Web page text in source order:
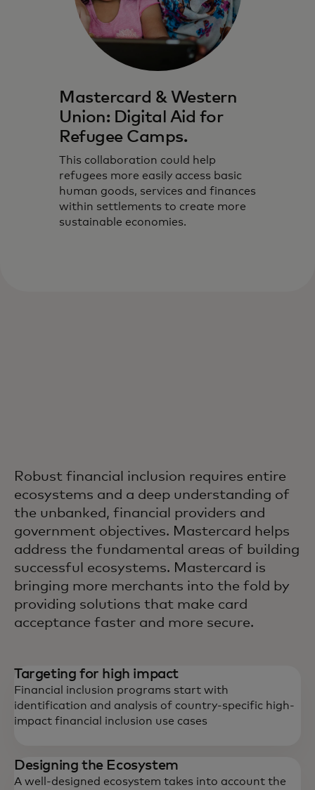
Mastercard & Western
Union: Digital Aid for
Refugee Camps.
This collaboration could help
refugees more easily access basic
human goods, services and finances
within settlements to create more
sustainable economies.
Robust financial inclusion requires entire
ecosystems and a deep understanding of
the unbanked, financial providers and
government objectives. Mastercard helps
address the fundamental areas of building
successful ecosystems. Mastercard is
bringing more merchants into the fold by
providing solutions that make card
acceptance faster and more secure.
Targeting for high impact
Financial inclusion programs start with
identification and analysis of country-specific high-
impact financial inclusion use cases
Designing the Ecosystem
A well-designed ecosystem takes into account the